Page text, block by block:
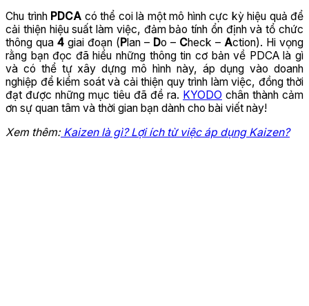
Chu trình PDCA có thể coi là một mô hình cực kỳ hiệu quả để
cải thiện hiệu suất làm việc, đảm bảo tính ổn định và tổ chức
thông qua 4 giai đoạn (Plan – Do – Check – Action). Hi vọng
rằng bạn đọc đã hiểu những thông tin cơ bản về PDCA là gì
và có thể tự xây dựng mô hình này, áp dụng vào doanh
nghiệp để kiểm soát và cải thiện quy trình làm việc, đồng thời
đạt được những mục tiêu đã đề ra. KYODO chân thành cảm
ơn sự quan tâm và thời gian bạn dành cho bài viết này!
Xem thêm: Kaizen là gì? Lợi ích từ việc áp dụng Kaizen?